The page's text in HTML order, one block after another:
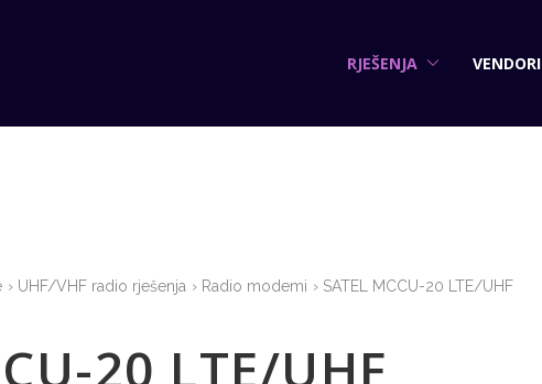
RJEŠENJA VENDORI
UHF/VHF radio rješenja Radio modemi SATEL MCCU-20 LTE/UHF
20 LTE/UHF